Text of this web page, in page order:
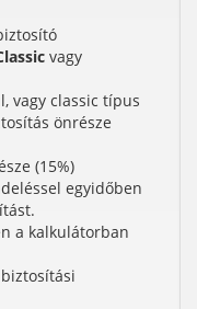
vagy
vagy classic típus
önrésze
(15%)
egyidőben
a kalkulátorban